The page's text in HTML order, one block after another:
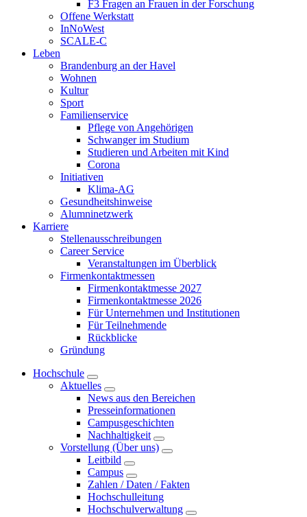
F3 Fragen an Frauen in der Forschung
Offene Werkstatt
InNoWest
SCALE-C
Leben
Brandenburg an der Havel
Wohnen
Kultur
Sport
Familienservice
Pflege von Angehörigen
Schwanger im Studium
Studieren und Arbeiten mit Kind
Corona
Initiativen
Klima-AG
Gesundheitshinweise
Alumninetzwerk
Karriere
Stellenausschreibungen
Career Service
Veranstaltungen im Überblick
Firmenkontaktmessen
Firmenkontaktmesse 2027
Firmenkontaktmesse 2026
Für Unternehmen und Institutionen
Für Teilnehmende
Rückblicke
Gründung
Hochschule
Aktuelles
News aus den Bereichen
Presseinformationen
Campusgeschichten
Nachhaltigkeit
Vorstellung (Über uns)
Leitbild
Campus
Zahlen / Daten / Fakten
Hochschulleitung
Hochschulverwaltung